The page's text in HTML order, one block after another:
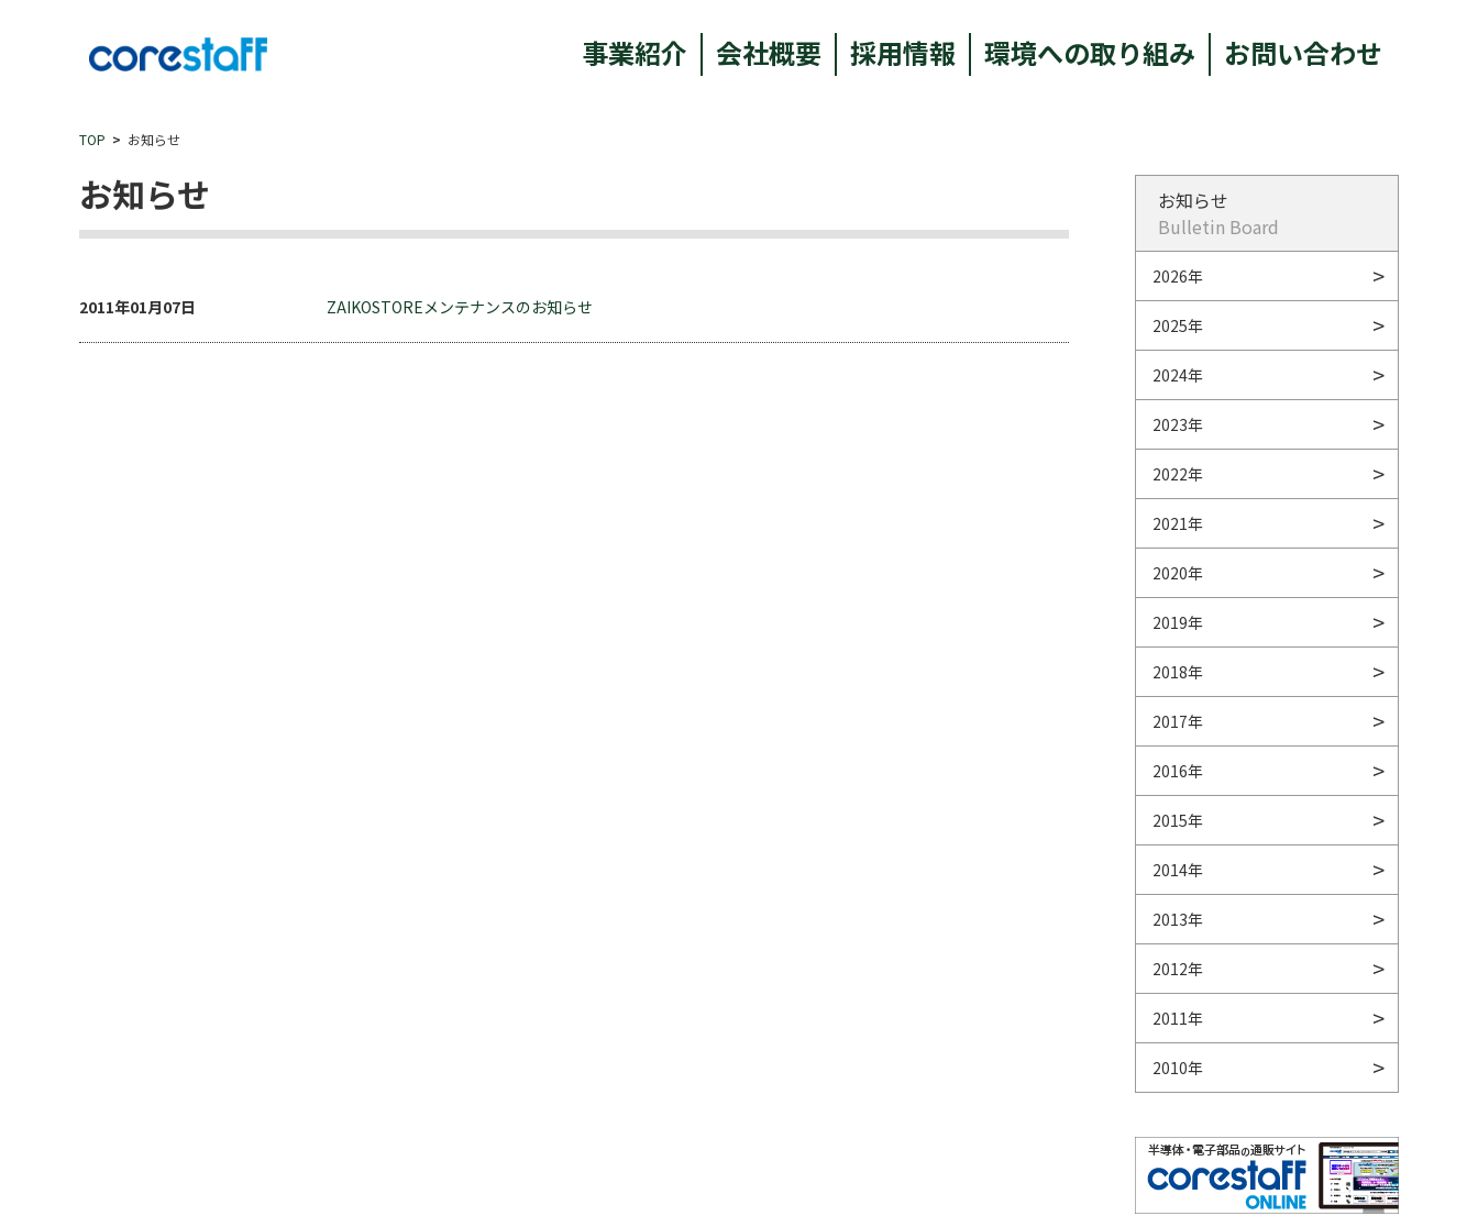
事業紹介 会社概要 採用情報 環境への取り組み お問い合わせ
TOP お知らせ
お知らせ
2011年01月07日 ZAIKOSTOREメンテナンスのお知らせ
お知らせ
Bulletin Board
2026年
2025年
2024年
2023年
2022年
2021年
2020年
2019年
2018年
2017年
2016年
2015年
2014年
2013年
2012年
2011年
2010年